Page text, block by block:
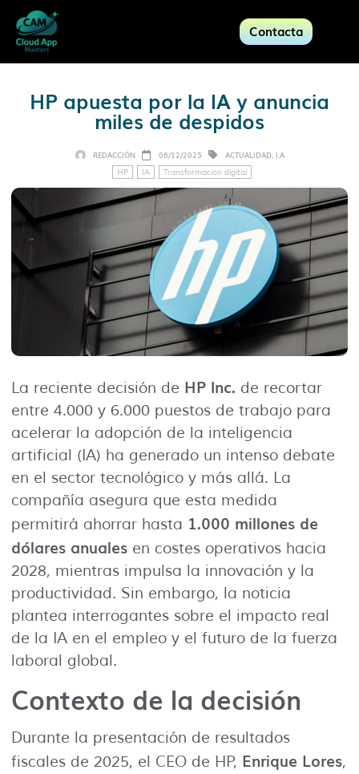
Contacta
HP apuesta por la IA y anuncia
miles de despidos
REDACCIÓN 06/12/2025 ACTUALIDAD, I.A
HP IA Transformación digital
La reciente decisión de HP Inc. de recortar
entre 4.000 y 6.000 puestos de trabajo para
acelerar la adopción de la inteligencia
artificial (IA) ha generado un intenso debate
en el sector tecnológico y más allá. La
compañía asegura que esta medida
permitirá ahorrar hasta 1.000 millones de
dólares anuales en costes operativos hacia
2028, mientras impulsa la innovación y la
productividad. Sin embargo, la noticia
plantea interrogantes sobre el impacto real
de la IA en el empleo y el futuro de la fuerza
laboral global.
Contexto de la decisión
Durante la presentación de resultados
fiscales de 2025, el CEO de HP, Enrique Lores,